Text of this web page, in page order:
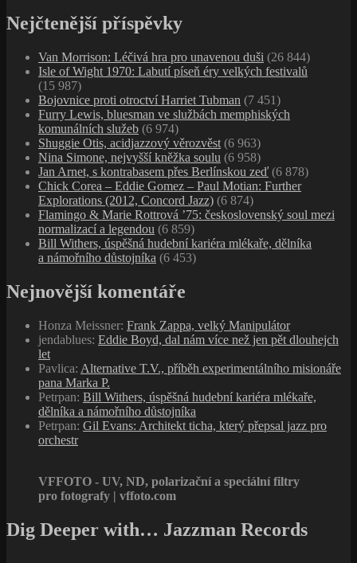
Nejčtenější příspěvky
Van Morrison: Léčivá hra pro unavenou duši (26 844)
Isle of Wight 1970: Labutí píseň éry velkých festivalů
(15 987)
Bojovnice proti otroctví Harriet Tubman (7 451)
Furry Lewis, bluesman ve službách memphiských
komunálních služeb (6 974)
Shuggie Otis, acidjazzový věrozvěst (6 963)
Nina Simone, nejvyšší kněžka soulu (6 958)
Jan Arnet, s kontrabasem přes Berlínskou zeď (6 878)
Chick Corea – Eddie Gomez – Paul Motian: Further
Explorations (2012, Concord Jazz) (6 874)
Flamingo & Marie Rottrová ’75: československý soul mezi
normalizací a legendou (6 859)
Bill Withers, úspěšná hudební kariéra mlékaře, dělníka
a námořního důstojníka (6 453)
Nejnovější komentáře
Honza Meissner: Frank Zappa, velký Manipulátor
jendablues: Eddie Boyd, dal nám více než jen pět dlouhejch
let
Pavlica: Alternative T.V., příběh experimentálního misionáře
pana Marka P.
Petrpan: Bill Withers, úspěšná hudební kariéra mlékaře,
dělníka a námořního důstojníka
Petrpan: Gil Evans: Architekt ticha, který přepsal jazz pro
orchestr
VFFOTO - UV, ND, polarizační a speciální filtry
pro fotografy | vffoto.com
Dig Deeper with… Jazzman Records